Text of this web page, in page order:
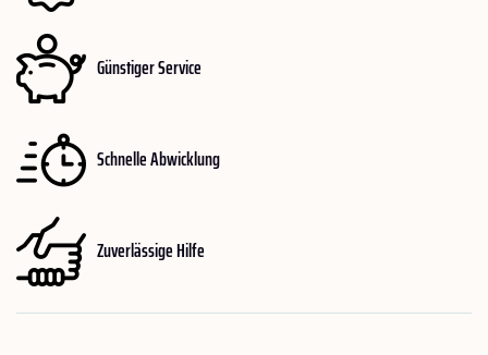
Günstiger Service
Schnelle Abwicklung
Zuverlässige Hilfe